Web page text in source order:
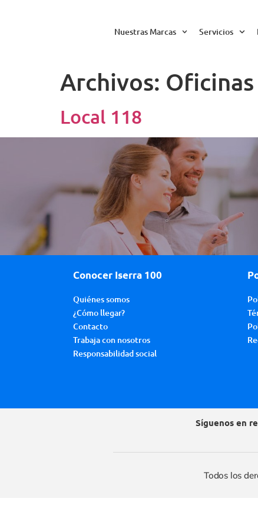
Nuestras Marcas Servicios
Archivos:
Local 118
Conocer Iserra 100
Quiénes somos
¿Cómo llegar?
Contacto
Trabaja con nosotros
Responsabilidad social
Síguenos en
Todos los